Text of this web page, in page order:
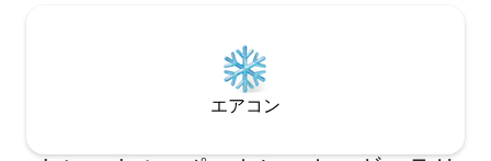
エアコン